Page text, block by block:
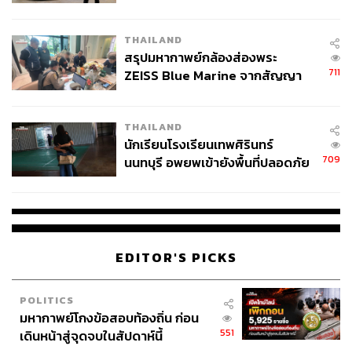
THAILAND
สรุปมหากาพย์กล้องส่องพระ
ZEISS Blue Marine จากสัญญา
จ่ายหนี้-แอบระบุแบรนด์
711
THAILAND
นักเรียนโรงเรียนเทพศิรินทร์
นนทบุรี อพยพเข้ายังพื้นที่ปลอดภัย
709
EDITOR'S PICKS
POLITICS
มหากาพย์โกงข้อสอบท้องถิ่น ก่อน
เดินหน้าสู่จุดจบในสัปดาห์นี้
551